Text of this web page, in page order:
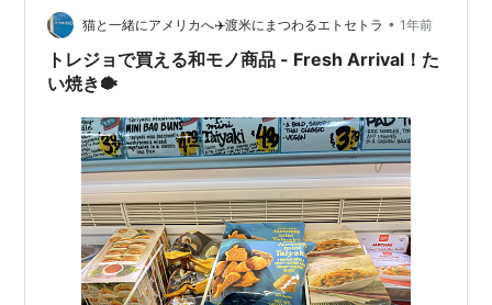
す。ちょっとピンボケ気味ですみません…
猫と一緒にアメリカへ✈️渡米にまつわるエトセトラ • 1年前
トレジョで買える和モノ商品 - Fresh Arrival！た
い焼き🐡